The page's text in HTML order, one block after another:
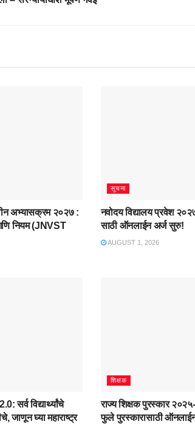
अभ्यासक्रम २०२७ :
नियम (JNVST
सूचना
नवोदय विद्यालय प्रवेश
साठी ऑनलाईन अर्ज सुरु!
AUGUST 1, 2026
सर्व विद्यार्थ्यांचे
जाणून घ्या महाराष्ट्र
शिक्षक
राज्य शिक्षक पुरस्कार
फुले पुरस्कारासाठी